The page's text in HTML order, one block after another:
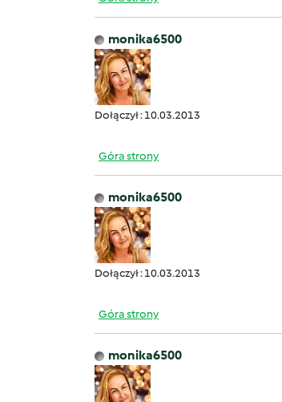
monika6500
Dołączył : 10.03.2013
Góra strony
monika6500
Dołączył : 10.03.2013
Góra strony
monika6500